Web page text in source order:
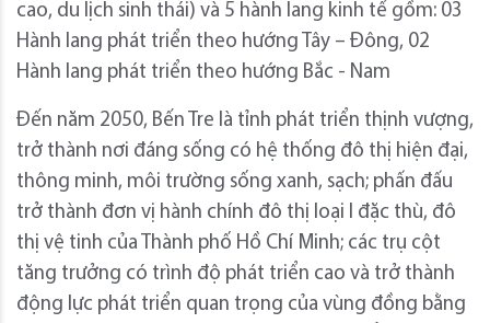
cao, du lịch sinh thái) và 5 hành lang kinh tế gồm: 03
Hành lang phát triển theo hướng Tây – Đông, 02
Hành lang phát triển theo hướng Bắc - Nam
Đến năm 2050, Bến Tre là tỉnh phát triển thịnh vượng,
trở thành nơi đáng sống có hệ thống đô thị hiện đại,
thông minh, môi trường sống xanh, sạch; phấn đấu
trở thành đơn vị hành chính đô thị loại I đặc thù, đô
thị vệ tinh của Thành phố Hồ Chí Minh; các trụ cột
tăng trưởng có trình độ phát triển cao và trở thành
động lực phát triển quan trọng của vùng đồng bằng